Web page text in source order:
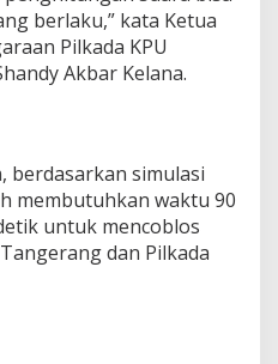
berlaku,” kata Ketua
Pilkada KPU
Akbar Kelana.
berdasarkan simulasi
membutuhkan waktu 90
untuk mencoblos
dan Pilkada